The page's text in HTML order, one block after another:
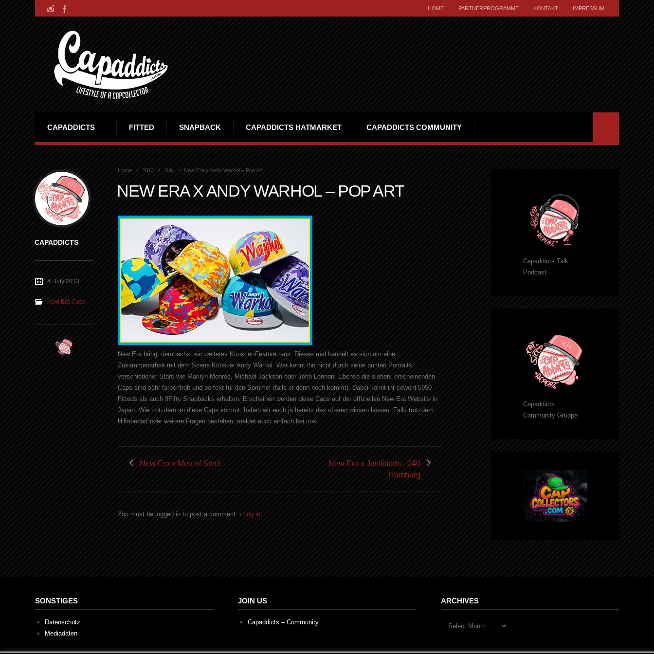
HOME PARTNERPROGRAMME KONTAKT IMPRESSUM
CAPADDICTS FITTED SNAPBACK CAPADDICTS HATMARKET CAPADDICTS COMMUNITY
Home 2013 July New Era x Andy Warhol – Pop Art
NEW ERA X ANDY WARHOL – POP ART
New Era bringt demnächst ein weiteres Künstler-Feature raus. Dieses mal handelt es sich um eine
Zusammenarbeit mit dem Szene Künstler Andy Warhol. Wer kennt ihn nicht durch seine bunten Portraits
verschiedener Stars wie Marilyn Monroe, Michael Jackson oder John Lennon. Ebenso die sieben, erscheinenden
Caps sind sehr farbenfroh und perfekt für den Sommer (falls er denn noch kommt). Dabei könnt ihr sowohl 5950
Fitteds als auch 9Fifty Snapbacks erhalten. Erscheinen werden diese Caps auf der offiziellen New Era Website in
Japan. Wie trotzdem an diese Caps kommt, haben wir euch ja bereits des öfteren wissen lassen. Falls trotzdem
Hilfebedarf oder weitere Fragen bestehen, meldet euch einfach bei uns.
New Era x Men of Steel
New Era x Justfitteds - 040
Hamburg
You must be logged in to post a comment. -Log in
CAPADDICTS
4. July 2013
New Era Caps
Capaddicts Talk
Podcast
Capaddicts
Community Gruppe
SONSTIGES
Datenschutz
Mediadaten
JOIN US
Capaddicts – Community
ARCHIVES